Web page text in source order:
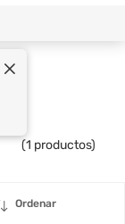
(1 productos)
Ordenar